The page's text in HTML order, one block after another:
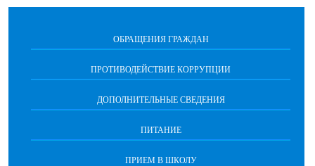
ОБРАЩЕНИЯ ГРАЖДАН
ПРОТИВОДЕЙСТВИЕ КОРРУПЦИИ
ДОПОЛНИТЕЛЬНЫЕ СВЕДЕНИЯ
ПИТАНИЕ
ПРИЕМ В ШКОЛУ